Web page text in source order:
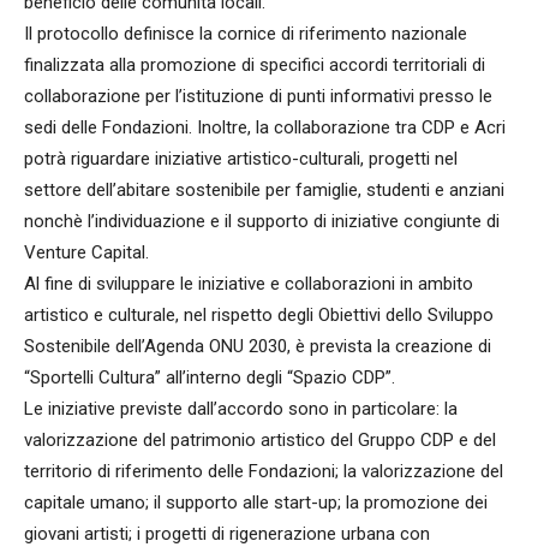
Il protocollo definisce la cornice di riferimento nazionale
finalizzata alla promozione di specifici accordi territoriali di
collaborazione per l’istituzione di punti informativi presso le
sedi delle Fondazioni. Inoltre, la collaborazione tra CDP e Acri
potrà riguardare iniziative artistico-culturali, progetti nel
settore dell’abitare sostenibile per famiglie, studenti e anziani
nonchè l’individuazione e il supporto di iniziative congiunte di
Venture Capital.
Al fine di sviluppare le iniziative e collaborazioni in ambito
artistico e culturale, nel rispetto degli Obiettivi dello Sviluppo
Sostenibile dell’Agenda ONU 2030, è prevista la creazione di
“Sportelli Cultura” all’interno degli “Spazio CDP”.
Le iniziative previste dall’accordo sono in particolare: la
valorizzazione del patrimonio artistico del Gruppo CDP e del
territorio di riferimento delle Fondazioni; la valorizzazione del
capitale umano; il supporto alle start-up; la promozione dei
giovani artisti; i progetti di rigenerazione urbana con